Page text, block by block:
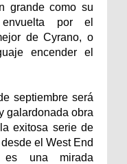
grande como su
por el
de Cyrano, o
encender el
septiembre será
galardonada obra
exitosa serie de
el West End
una mirada